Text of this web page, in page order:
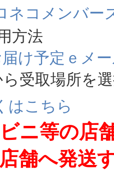
ネコメンバー
方法
届け予定ｅメ
ら受取場所を
はこちら
ニ等の店
舗へ発送